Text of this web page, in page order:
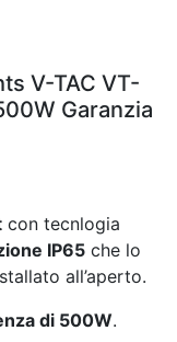
V-TAC VT-
Garanzia
con tecnlogia
IP65 che lo
all’aperto.
di 500W.